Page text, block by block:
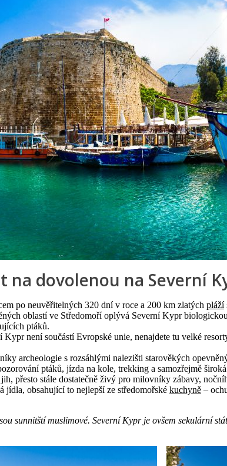
na dovolenou na Severní
po neuvěřitelných 320 dní v roce a 200 km zlatých pláží
oblastí ve Středomoří oplývá Severní Kypr
ptáků.
není součástí Evropské unie, nenajdete tu velké
archeologie s rozsáhlými nalezišti starověkých
ptáků, jízda na kole, trekking a samozřejmě
přesto stále dostatečně živý pro milovníky zábavy,
jídla, obsahující to nejlepší ze středomořské kuchyně –
sunnitští muslimové. Severní Kypr je ovšem sekulární